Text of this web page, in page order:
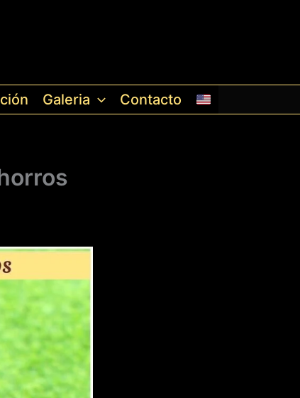
Galeria Contacto